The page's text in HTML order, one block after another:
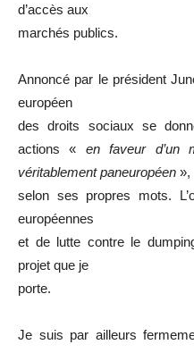
d’accès aux
marchés publics.
Annoncé par le président
européen
des droits sociaux se
actions « en faveur d’un
véritablement paneuropéen »,
selon ses propres mots.
européennes
et de lutte contre le
projet que je
porte.
Je suis par ailleurs